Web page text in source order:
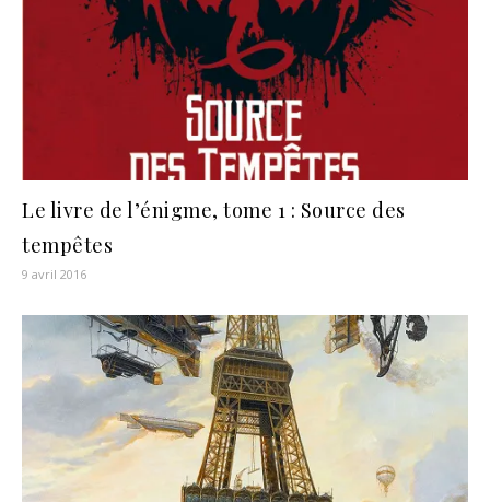
Le livre de l’énigme, tome 1 : Source des
tempêtes
9 avril 2016